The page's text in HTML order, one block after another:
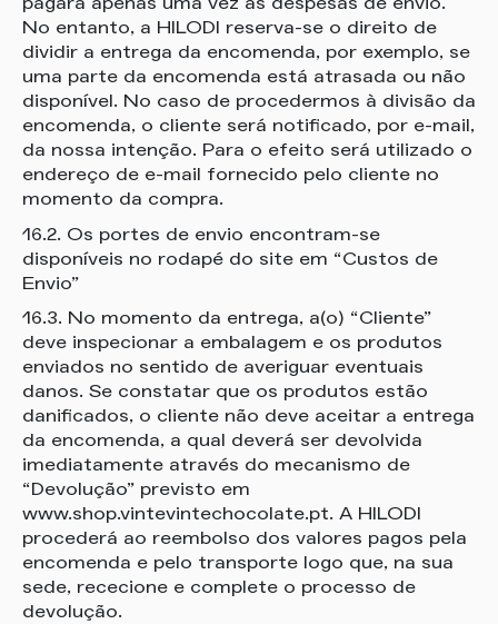
pagará apenas uma vez as despesas de envio.
No entanto, a HILODI reserva-se o direito de
dividir a entrega da encomenda, por exemplo, se
uma parte da encomenda está atrasada ou não
disponível. No caso de procedermos à divisão da
encomenda, o cliente será notificado, por e-mail,
da nossa intenção. Para o efeito será utilizado o
endereço de e-mail fornecido pelo cliente no
momento da compra.
16.2. Os portes de envio encontram-se
disponíveis no rodapé do site em “Custos de
Envio”
16.3. No momento da entrega, a(o) “Cliente”
deve inspecionar a embalagem e os produtos
enviados no sentido de averiguar eventuais
danos. Se constatar que os produtos estão
danificados, o cliente não deve aceitar a entrega
da encomenda, a qual deverá ser devolvida
imediatamente através do mecanismo de
“Devolução” previsto em
www.shop.vintevintechocolate.pt. A HILODI
procederá ao reembolso dos valores pagos pela
encomenda e pelo transporte logo que, na sua
sede, rececione e complete o processo de
devolução.